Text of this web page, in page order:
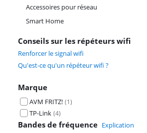
Accessoires pour réseau
Smart Home
Conseils sur les répéteurs wifi
Renforcer le signal wifi
Qu'est-ce qu'un répéteur wifi ?
Marque
AVM FRITZ! (1)
TP-Link (4)
Bandes de fréquence Explication